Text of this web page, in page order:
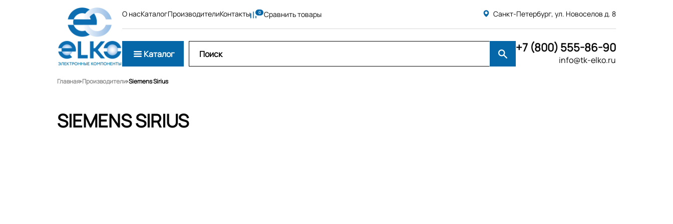
О насКаталогПроизводителиКонтакты Сравнить товары Санкт-Петербург, ул. Новоселов д. 8
Каталог +7 (800) 555-86-90
info@tk-elko.ru
Главная Производители Siemens Sirius
SIEMENS SIRIUS